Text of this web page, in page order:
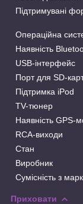
Підтримувані
Операційна
Наявність
USB-інтерфейс
Порт для SD-
Підтримка iPod
TV-тюнер
Наявність GPS-
RCA-виходи
Стан
Виробник
Сумісність з
Приховати